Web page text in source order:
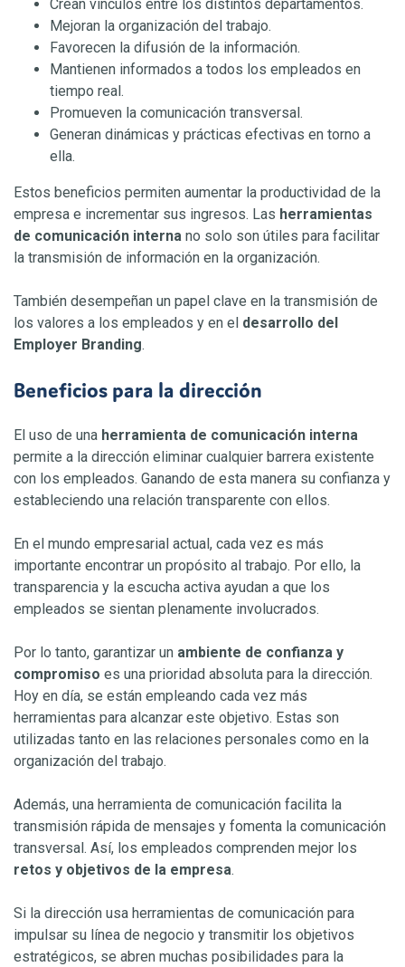
Crean vínculos entre los distintos departamentos.
Mejoran la organización del trabajo.
Favorecen la difusión de la información.
Mantienen informados a todos los empleados en
tiempo real.
Promueven la comunicación transversal.
Generan dinámicas y prácticas efectivas en torno a
ella.
Estos beneficios permiten aumentar la productividad de la
empresa e incrementar sus ingresos. Las herramientas
de comunicación interna no solo son útiles para facilitar
la transmisión de información en la organización.
También desempeñan un papel clave en la transmisión de
los valores a los empleados y en el desarrollo del
Employer Branding.
Beneficios para la dirección
El uso de una herramienta de comunicación interna
permite a la dirección eliminar cualquier barrera existente
con los empleados. Ganando de esta manera su confianza y
estableciendo una relación transparente con ellos.
En el mundo empresarial actual, cada vez es más
importante encontrar un propósito al trabajo. Por ello, la
transparencia y la escucha activa ayudan a que los
empleados se sientan plenamente involucrados.
Por lo tanto, garantizar un ambiente de confianza y
compromiso es una prioridad absoluta para la dirección.
Hoy en día, se están empleando cada vez más
herramientas para alcanzar este objetivo. Estas son
utilizadas tanto en las relaciones personales como en la
organización del trabajo.
Además, una herramienta de comunicación facilita la
transmisión rápida de mensajes y fomenta la comunicación
transversal. Así, los empleados comprenden mejor los
retos y objetivos de la empresa.
Si la dirección usa herramientas de comunicación para
impulsar su línea de negocio y transmitir los objetivos
estratégicos, se abren muchas posibilidades para la